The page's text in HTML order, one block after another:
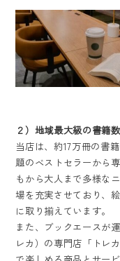
２）地域最大級の書籍
当店は、約17万冊の書
題のベストセラーから
もから大人まで多様な
場を充実させており、
に取り揃えています。
また、ブックエースが
レカ）の専門店「トレ